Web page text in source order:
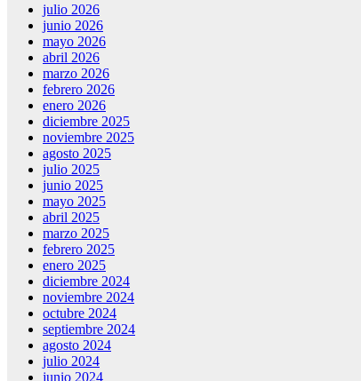
julio 2026
junio 2026
mayo 2026
abril 2026
marzo 2026
febrero 2026
enero 2026
diciembre 2025
noviembre 2025
agosto 2025
julio 2025
junio 2025
mayo 2025
abril 2025
marzo 2025
febrero 2025
enero 2025
diciembre 2024
noviembre 2024
octubre 2024
septiembre 2024
agosto 2024
julio 2024
junio 2024